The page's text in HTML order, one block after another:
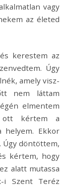
vagy
az életed
kerestem az
Úgy
amely visz-
nem láttam
elmentem
ott kértem a
helyem. Ekkor
Úgy döntöttem,
kértem, hogy
alatt mutassa
i Szent Teréz